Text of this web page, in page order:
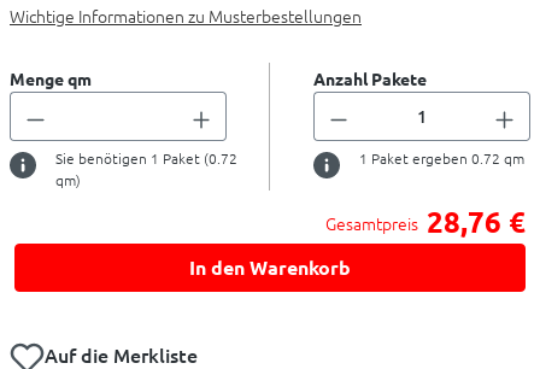
Wichtige Informationen zu Musterbestellungen
Menge qm
Sie benötigen 1 Paket (0.72
qm)
Anzahl Pakete
1 Paket ergeben 0.72 qm
Gesamtpreis 28,76 €
In den Warenkorb
Auf die Merkliste